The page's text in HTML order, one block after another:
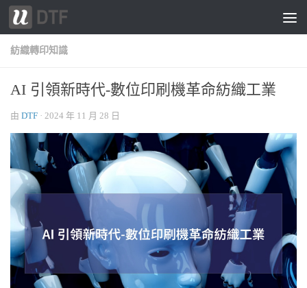
跳轉至內容
紡織轉印知識
AI 引領新時代-數位印刷機革命紡織工業
由 DTF · 2024 年 11 月 28 日